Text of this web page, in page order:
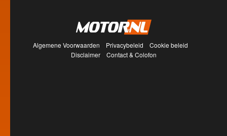
Algemene Voorwaarden Privacybeleid
Cookie beleid
Disclaimer
Contact & Colofon